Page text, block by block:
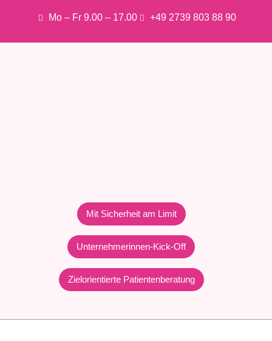
Mo – Fr 9.00 – 17.00 +49 2739 803 88 90
Mit Sicherheit am Limit
Unternehmerinnen-Kick-Off
Zielorientierte Patientenberatung